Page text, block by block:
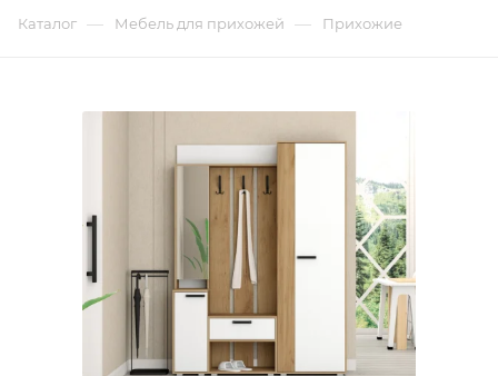
Каталог — Мебель для прихожей — Прихожие